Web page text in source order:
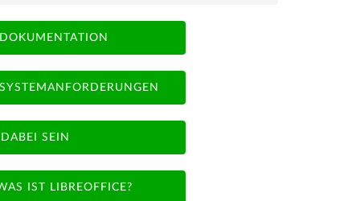
DOKUMENTATION
SYSTEMANFORDERUNGEN
DABEI SEIN
IST LIBREOFFICE?